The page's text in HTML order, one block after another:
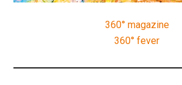
360
de
360° magazine
360° fever